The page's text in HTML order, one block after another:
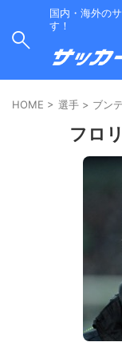
国内・海外の
す！
HOME > 選手 > ブン
フロ